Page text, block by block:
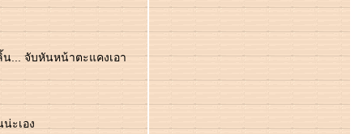
... จับหันหน้าตะแคงเอา
ะเอง